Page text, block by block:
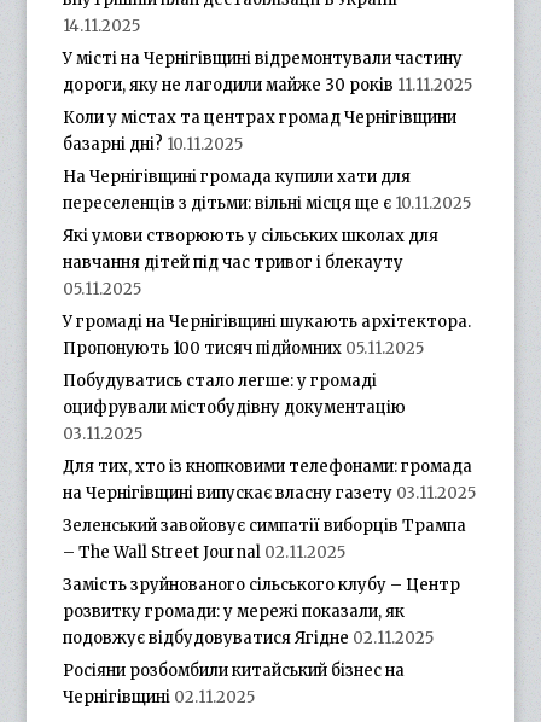
14.11.2025
У місті на Чернігівщині відремонтували частину
дороги, яку не лагодили майже 30 років 11.11.2025
Коли у містах та центрах громад Чернігівщини
базарні дні? 10.11.2025
На Чернігівщині громада купили хати для
переселенців з дітьми: вільні місця ще є 10.11.2025
Які умови створюють у сільських школах для
навчання дітей під час тривог і блекауту
05.11.2025
У громаді на Чернігівщині шукають архітектора.
Пропонують 100 тисяч підйомних 05.11.2025
Побудуватись стало легше: у громаді
оцифрували містобудівну документацію
03.11.2025
Для тих, хто із кнопковими телефонами: громада
на Чернігівщині випускає власну газету 03.11.2025
Зеленський завойовує симпатії виборців Трампа
– The Wall Street Journal 02.11.2025
Замість зруйнованого сільського клубу – Центр
розвитку громади: у мережі показали, як
подовжує відбудовуватися Ягідне 02.11.2025
Росіяни розбомбили китайський бізнес на
Чернігівщині 02.11.2025